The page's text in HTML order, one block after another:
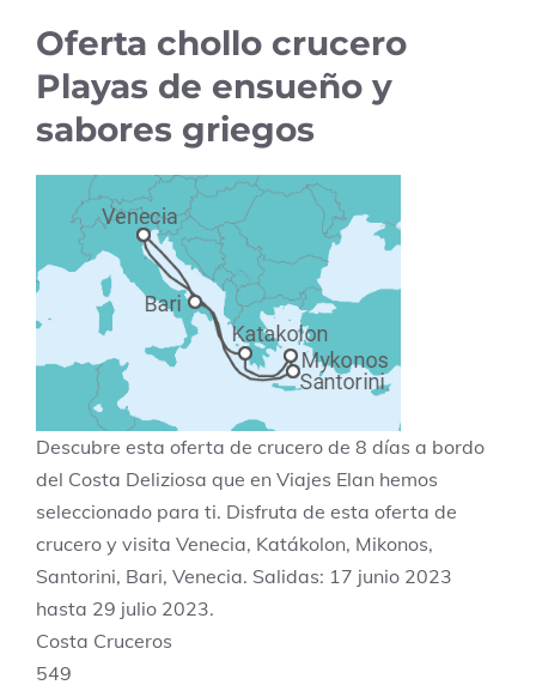
Oferta chollo crucero
Playas de ensueño y
sabores griegos
Descubre esta oferta de crucero de 8 días a bordo
del Costa Deliziosa que en Viajes Elan hemos
seleccionado para ti. Disfruta de esta oferta de
crucero y visita Venecia, Katákolon, Mikonos,
Santorini, Bari, Venecia. Salidas: 17 junio 2023
hasta 29 julio 2023.
Costa Cruceros
549